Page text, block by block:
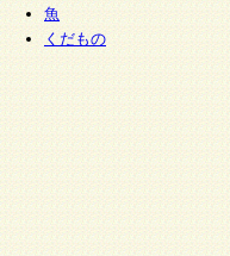
魚
くだもの